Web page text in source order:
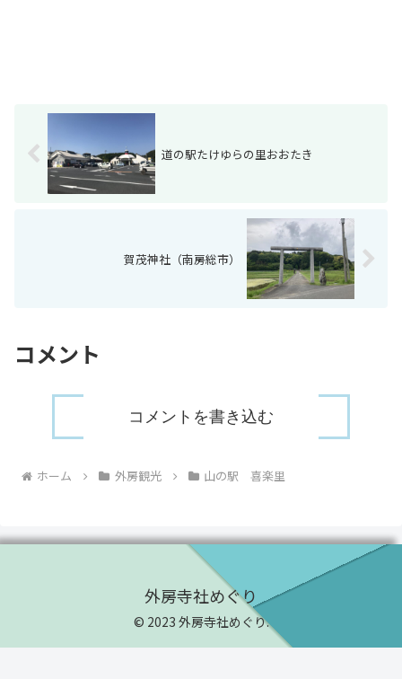
道の駅たけゆらの里おおたき
賀茂神社（南房総市）
コメント
コメントを書き込む
ホーム 外房観光 山の駅 喜楽里
外房寺社めぐり
© 2023 外房寺社めぐり.